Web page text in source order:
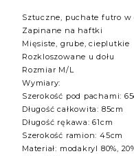
Sztuczne, puchate futro w
Zapinane na haftki
Mięsiste, grube, cieplutkie
Rozkloszowane u dołu
Rozmiar M/L
Wymiary:
Szerokość pod pachami:
Długość całkowita: 85cm
Długość rękawa: 61cm
Szerokość ramion: 45cm
Materiał: modakryl 80%,